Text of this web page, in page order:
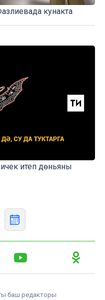
кунакта
итеп дөньяны
баш редакторы